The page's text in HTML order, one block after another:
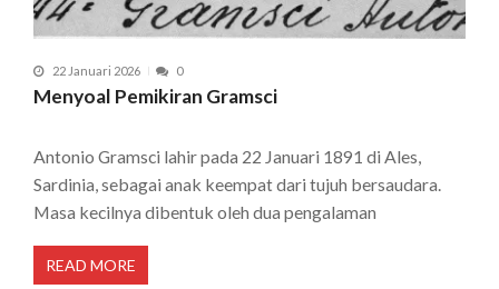
22 Januari 2026 0
Menyoal Pemikiran Gramsci
Antonio Gramsci lahir pada 22 Januari 1891 di Ales,
Sardinia, sebagai anak keempat dari tujuh bersaudara.
Masa kecilnya dibentuk oleh dua pengalaman
READ MORE